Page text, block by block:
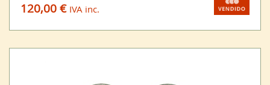
120,00 € IVA inc.